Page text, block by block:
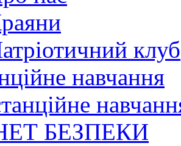
клуб
навчання
БЕЗПЕКИ